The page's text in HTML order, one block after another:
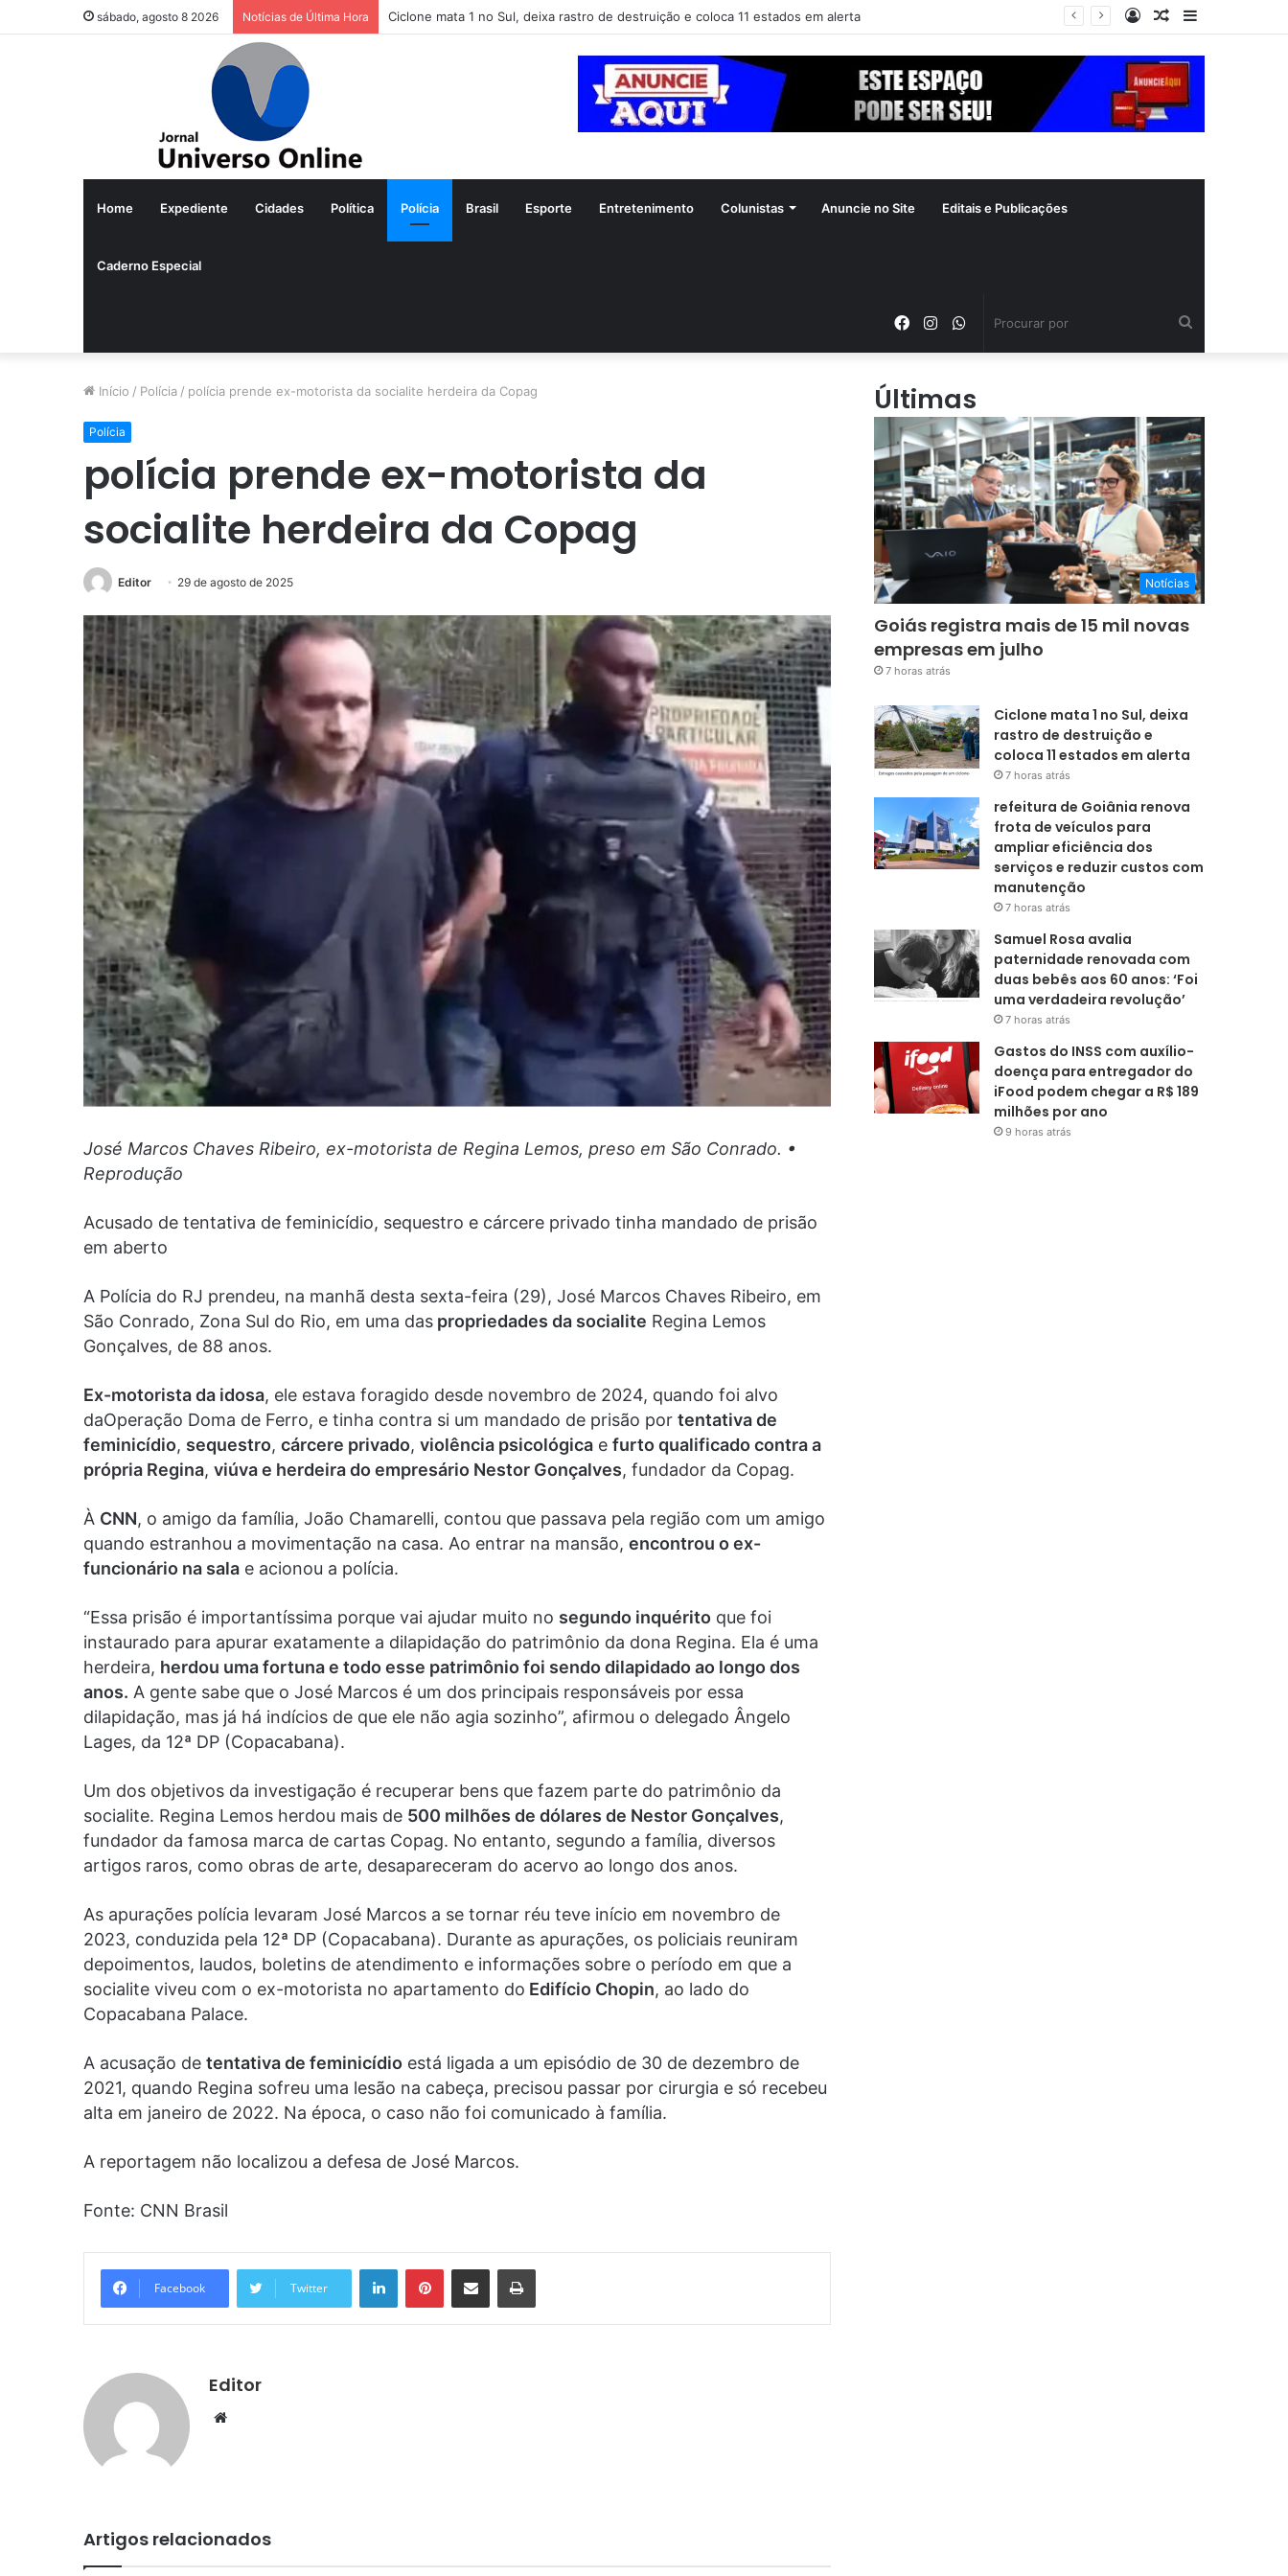
sábado, agosto 8 2026 Notícias de Última Hora Ciclone mata 1 no Sul, deixa rastro de destruição e coloca 11 estados em alerta
Barra
Artigo
Entrar
Home Expediente Cidades Política Polícia Brasil Esporte Entretenimento Colunistas Anuncie no Site Editais e Publicações
Caderno Especial
WhatsApp
Instagram
Facebook
Início / Polícia / polícia prende ex-motorista da socialite herdeira da Copag
Polícia
polícia prende ex-motorista da
socialite herdeira da Copag
Editor 29 de agosto de 2025
José Marcos Chaves Ribeiro, ex-motorista de Regina Lemos, preso em São Conrado. •
Reprodução
Acusado de tentativa de feminicídio, sequestro e cárcere privado tinha mandado de prisão
em aberto
A Polícia do RJ prendeu, na manhã desta sexta-feira (29), José Marcos Chaves Ribeiro, em
São Conrado, Zona Sul do Rio, em uma das propriedades da socialite Regina Lemos
Gonçalves, de 88 anos.
Ex-motorista da idosa, ele estava foragido desde novembro de 2024, quando foi alvo
daOperação Doma de Ferro, e tinha contra si um mandado de prisão por tentativa de
feminicídio, sequestro, cárcere privado, violência psicológica e furto qualificado contra a
própria Regina, viúva e herdeira do empresário Nestor Gonçalves, fundador da Copag.
À CNN, o amigo da família, João Chamarelli, contou que passava pela região com um amigo
quando estranhou a movimentação na casa. Ao entrar na mansão, encontrou o ex-
funcionário na sala e acionou a polícia.
“Essa prisão é importantíssima porque vai ajudar muito no segundo inquérito que foi
instaurado para apurar exatamente a dilapidação do patrimônio da dona Regina. Ela é uma
herdeira, herdou uma fortuna e todo esse patrimônio foi sendo dilapidado ao longo dos
anos. A gente sabe que o José Marcos é um dos principais responsáveis por essa
dilapidação, mas já há indícios de que ele não agia sozinho”, afirmou o delegado Ângelo
Lages, da 12ª DP (Copacabana).
Um dos objetivos da investigação é recuperar bens que fazem parte do patrimônio da
socialite. Regina Lemos herdou mais de 500 milhões de dólares de Nestor Gonçalves,
fundador da famosa marca de cartas Copag. No entanto, segundo a família, diversos
artigos raros, como obras de arte, desapareceram do acervo ao longo dos anos.
As apurações polícia levaram José Marcos a se tornar réu teve início em novembro de
2023, conduzida pela 12ª DP (Copacabana). Durante as apurações, os policiais reuniram
depoimentos, laudos, boletins de atendimento e informações sobre o período em que a
socialite viveu com o ex-motorista no apartamento do Edifício Chopin, ao lado do
Copacabana Palace.
A acusação de tentativa de feminicídio está ligada a um episódio de 30 de dezembro de
2021, quando Regina sofreu uma lesão na cabeça, precisou passar por cirurgia e só recebeu
alta em janeiro de 2022. Na época, o caso não foi comunicado à família.
A reportagem não localizou a defesa de José Marcos.
Fonte: CNN Brasil
Facebook Twitter
LinkedinPinterestCompartilhar via e-mail Imprimir
Editor
Website
Artigos relacionados
Últimas
Notícias
Goiás registra mais de 15 mil novas
empresas em julho
7 horas atrás
Ciclone mata 1 no Sul, deixa
rastro de destruição e
coloca 11 estados em alerta
7 horas atrás
refeitura de Goiânia renova
frota de veículos para
ampliar eficiência dos
serviços e reduzir custos com
manutenção
7 horas atrás
Samuel Rosa avalia
paternidade renovada com
duas bebês aos 60 anos: ‘Foi
uma verdadeira revolução’
7 horas atrás
Gastos do INSS com auxílio-
doença para entregador do
iFood podem chegar a R$ 189
milhões por ano
9 horas atrás